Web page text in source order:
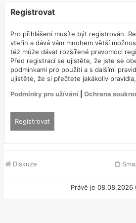
Registrovat
Pro přihlášení musíte být registrován.
vteřin a dává vám mnohem větší
též může dávat rozšířené pravomoci
Před registrací se ujistěte, že jste se
podmínkami pro použití a s dalšími
ujistěte, že si přečtete jakákoliv
Podmínky pro užívání
Ochrana
Registrovat
Diskuze
Právě je 08.08.2026